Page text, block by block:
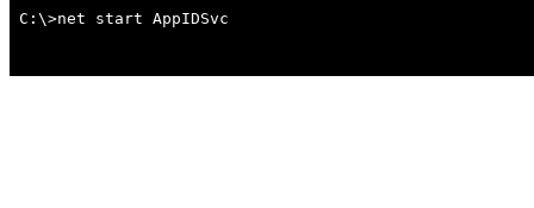
C:\>net start AppIDSvc